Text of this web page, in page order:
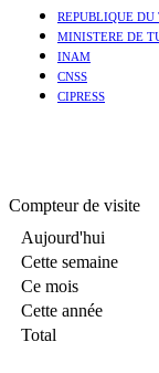
REPUBLIQUE DU
MINISTERE DE
INAM
CNSS
CIPRESS
Compteur de visite
Aujourd'hui
Cette semaine
Ce mois
Cette année
Total